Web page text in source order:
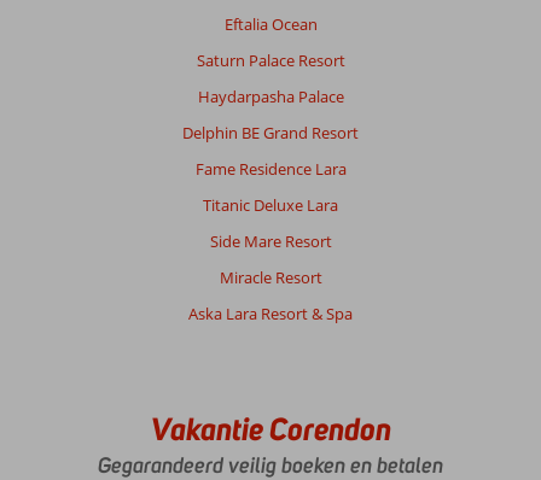
Eftalia Ocean
Saturn Palace Resort
Haydarpasha Palace
Delphin BE Grand Resort
Fame Residence Lara
Titanic Deluxe Lara
Side Mare Resort
Miracle Resort
Aska Lara Resort & Spa
Vakantie Corendon
Gegarandeerd veilig boeken en betalen